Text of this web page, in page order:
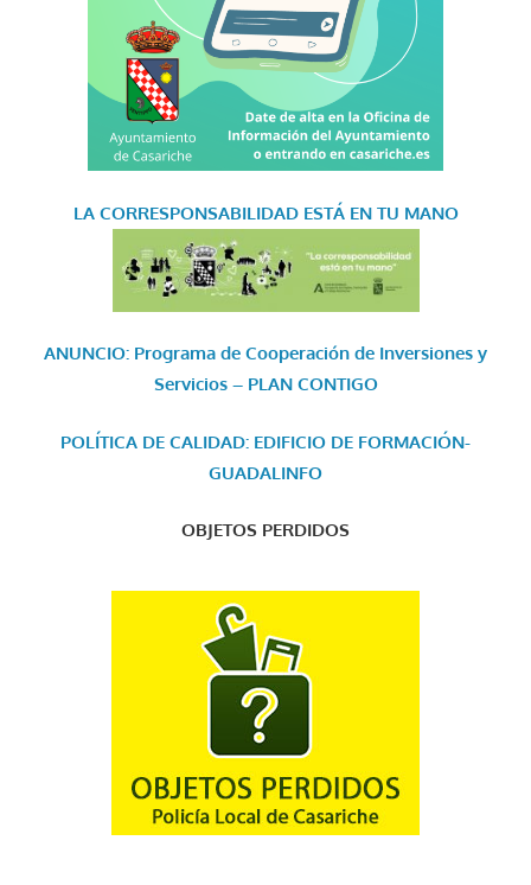
LA CORRESPONSABILIDAD ESTÁ EN TU MANO
ANUNCIO: Programa de Cooperación de Inversiones y
Servicios – PLAN CONTIGO
POLÍTICA DE CALIDAD: EDIFICIO DE FORMACIÓN-
GUADALINFO
OBJETOS PERDIDOS